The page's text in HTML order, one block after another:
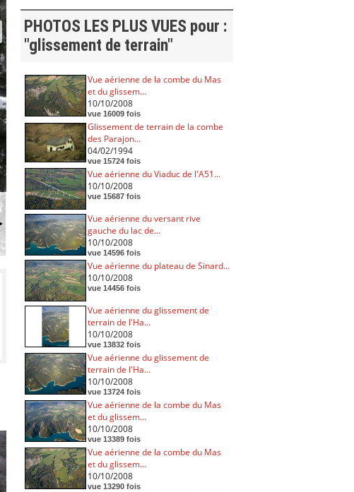
PHOTOS LES PLUS VUES pour :
"glissement de terrain"
Vue aérienne de la combe du Mas
et du glissem...
10/10/2008
vue 16009 fois
Glissement de terrain de la combe
des Parajon...
04/02/1994
vue 15724 fois
Vue aérienne du Viaduc de l'A51...
10/10/2008
vue 15687 fois
Vue aérienne du versant rive
gauche du lac de...
10/10/2008
vue 14596 fois
Vue aérienne du plateau de Sinard...
10/10/2008
vue 14456 fois
Vue aérienne du glissement de
terrain de l'Ha...
10/10/2008
vue 13832 fois
Vue aérienne du glissement de
terrain de l'Ha...
10/10/2008
vue 13724 fois
Vue aérienne de la combe du Mas
et du glissem...
10/10/2008
vue 13389 fois
Vue aérienne de la combe du Mas
et du glissem...
10/10/2008
vue 13290 fois